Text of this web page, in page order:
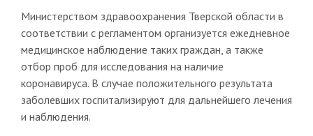
Министерством здравоохранения Тверской области в
соответствии с регламентом организуется ежедневное
медицинское наблюдение таких граждан, а также
отбор проб для исследования на наличие
коронавируса. В случае положительного результата
заболевших госпитализируют для дальнейшего лечения
и наблюдения.